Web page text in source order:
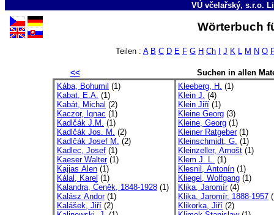
VÚ včelařský, s.r.o.
Wörterbuch
Teilen : A B C D E F G H Ch J K L M N O
<<
Suchen in allen
Kába, Bohumil (1)
Kabat, E.A. (1)
Kabát, Michal (2)
Kaczor, Ignac (1)
Kadlčák J.M. (1)
Kadlčák Jos. M. (2)
Kadlčák Josef M. (2)
Kadlec, Josef (1)
Kaeser Walter(1)
Kajjas Alen (1)
Kálal, Karel (1)
Kalandra, Čeněk, 1848-1928 (1)
Kalász Andor(1)
Kalášek, Jiří (2)
Kleeberg, H. (1)
Klein J. (4)
Klein Jiří (1)
Kleine Georg (3)
Kleine, Georg (1)
Kleiner Ratgeber(1)
Kleinschmidt, G. (1)
Kleinzeller, Arnošt (1)
Klem J. L. (1)
Klesnil, Antonín (1)
Kliegel, Wolfgang (1)
Klika, Jaromír(4)
Klika, Jaromír, 1888-1957
Klikorka, Jiří (2)